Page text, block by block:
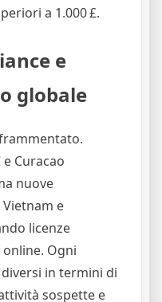
a 1.000 £.
e
globale
e Curacao
nuove
e
licenze
Ogni
in termini di
sospette e